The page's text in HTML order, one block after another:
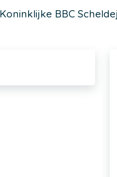
Koninklijke BBC